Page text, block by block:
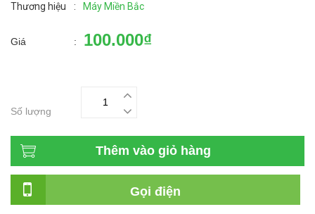
Thương hiệu : Máy Miền Bắc
Giá : 100.000₫
Số lượng
Thêm vào giỏ hàng
Gọi điện